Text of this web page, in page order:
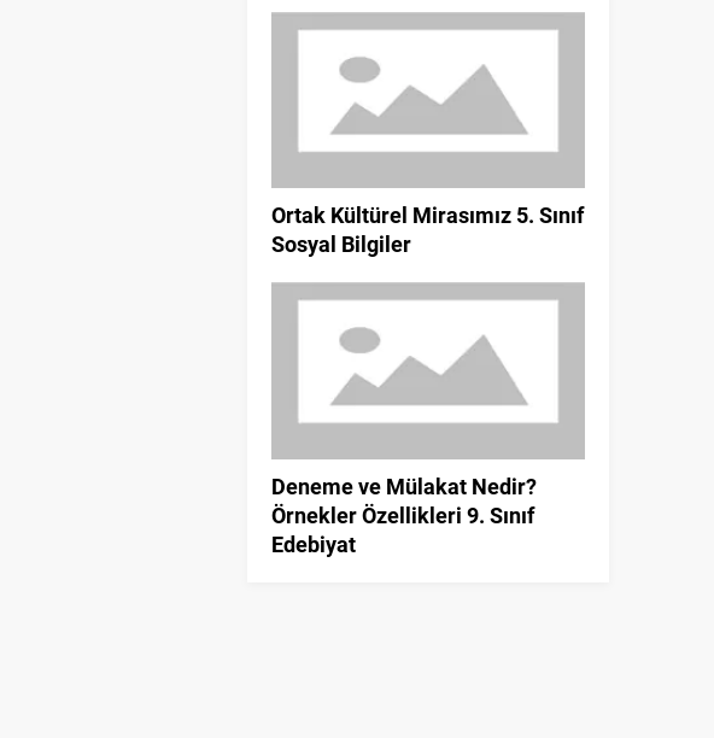
Ortak Kültürel Mirasımız 5. Sınıf
Sosyal Bilgiler
Deneme ve Mülakat Nedir?
Örnekler Özellikleri 9. Sınıf
Edebiyat